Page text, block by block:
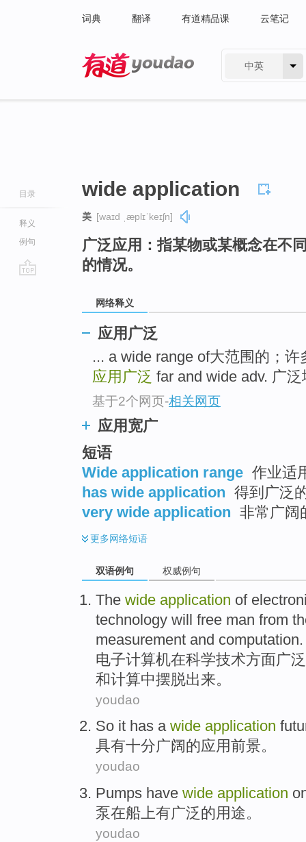
词典 翻译 有道精品课 云笔记
中英
目录
释义
例句
wide application
美 [waɪd ˌæplɪˈkeɪʃn]
广泛应用：指某物或某概念在不
的情况。
网络释义
应用广泛
... a wide range of大范围的；
应用广泛 far and wide adv. 广
基于2个网页-相关网页
应用宽广
短语
Wide application range 作业适
has wide application 得到广泛
very wide application 非常广阔
更多网络短语
双语例句 权威例句
The wide application of
technology will free man from
measurement and computation.
电子计算机在科学技术方面广泛
和计算中摆脱出来。
youdao
So it has a wide application
具有十分广阔的应用前景。
youdao
Pumps have wide application
泵在船上有广泛的用途。
youdao